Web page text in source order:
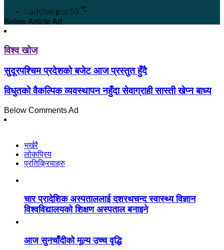
Kanchanpur 30 ℃
विश्व खोज२०८० असार १, शुक्रबार ०५:४२
Below Article Ad
विश्व खोज
सुदूरपश्चिम प्रदेशको बजेट आज प्रस्तुत हुँदै
विधुतको वैकल्पिक व्यवस्थापन नहुँदा सेवाग्राही सास्ती खेप्न बाध्य
Below Comments Ad
भर्खरै
लोकप्रिय
प्रतिक्रियाहरु
चार प्रादेशिक अस्पताललाई दशरथचन्द स्वास्थ्य विज्ञान
विश्वविद्यालयको शिक्षण अस्पताल बनाइने
आज सुनचाँदीको मूल्य उच्च वृद्धि